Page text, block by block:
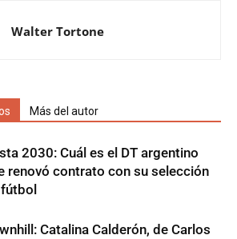
Walter Tortone
Más del autor
2030: Cuál es el DT argentino
renovó contrato con su selección
Catalina Calderón, de Carlos